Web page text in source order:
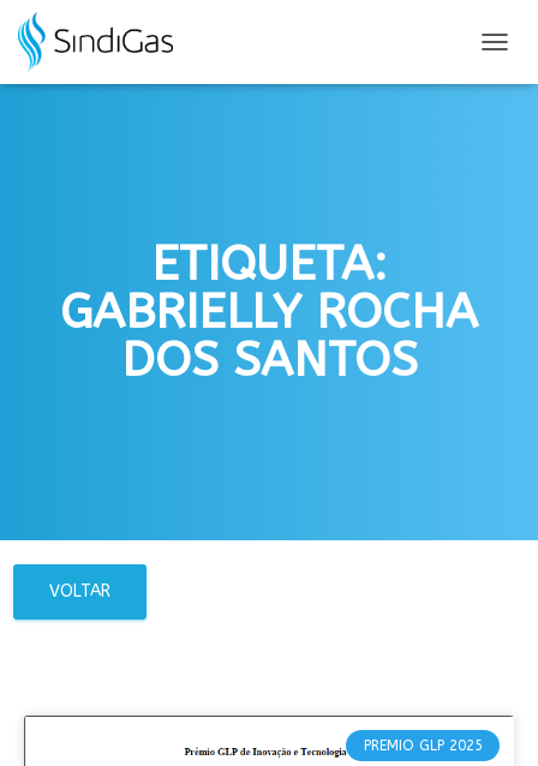
for:
ETIQUETA:
GABRIELLY ROCHA
DOS SANTOS
VOLTAR
PREMIO GLP 2025